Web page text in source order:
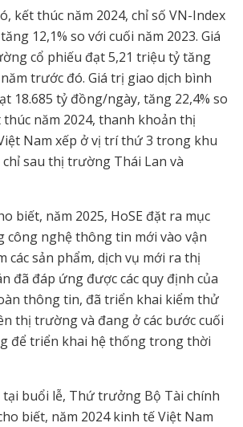
kết thúc năm 2024, chỉ số VN-Index
12,1% so với cuối năm 2023. Giá
cổ phiếu đạt 5,21 triệu tỷ tăng
trước đó. Giá trị giao dịch bình
18.685 tỷ đồng/ngày, tăng 22,4% so
thúc năm 2024, thanh khoản thị
Nam xếp ở vị trí thứ 3 trong khu
sau thị trường Thái Lan và
biết, năm 2025, HoSE đặt ra mục
công nghệ thông tin mới vào vận
các sản phẩm, dịch vụ mới ra thị
đã đáp ứng được các quy định của
thông tin, đã triển khai kiểm thử
thị trường và đang ở các bước cuối
để triển khai hệ thống trong thời
tại buổi lễ, Thứ trưởng Bộ Tài chính
biết, năm 2024 kinh tế Việt Nam